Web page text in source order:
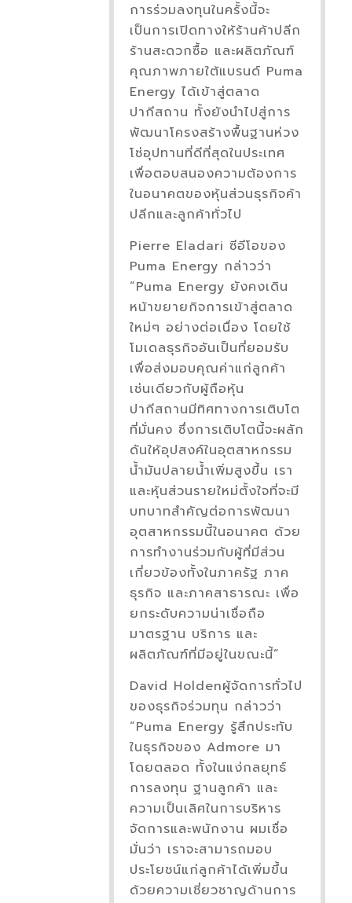
การร่วมลงทุนในครั้งนี้จะ
เป็นการเปิดทางให้ร้านค้าปลีก
ร้านสะดวกซื้อ และผลิตภัณฑ์
คุณภาพภายใต้แบรนด์ Puma
Energy ได้เข้าสู่ตลาด
ปากีสถาน ทั้งยังนำไปสู่การ
พัฒนาโครงสร้างพื้นฐานห่วง
โซ่อุปทานที่ดีที่สุดในประเทศ
เพื่อตอบสนองความต้องการ
ในอนาคตของหุ้นส่วนธุรกิจค้า
ปลีกและลูกค้าทั่วไป
Pierre Eladari ซีอีโอของ
Puma Energy กล่าวว่า
“Puma Energy ยังคงเดิน
หน้าขยายกิจการเข้าสู่ตลาด
ใหม่ๆ อย่างต่อเนื่อง โดยใช้
โมเดลธุรกิจอันเป็นที่ยอมรับ
เพื่อส่งมอบคุณค่าแก่ลูกค้า
เช่นเดียวกับผู้ถือหุ้น
ปากีสถานมีทิศทางการเติบโต
ที่มั่นคง ซึ่งการเติบโตนี้จะผลัก
ดันให้อุปสงค์ในอุตสาหกรรม
น้ำมันปลายน้ำเพิ่มสูงขึ้น เรา
และหุ้นส่วนรายใหม่ตั้งใจที่จะมี
บทบาทสำคัญต่อการพัฒนา
อุตสาหกรรมนี้ในอนาคต ด้วย
การทำงานร่วมกับผู้ที่มีส่วน
เกี่ยวข้องทั้งในภาครัฐ ภาค
ธุรกิจ และภาคสาธารณะ เพื่อ
ยกระดับความน่าเชื่อถือ
มาตรฐาน บริการ และ
ผลิตภัณฑ์ที่มีอยู่ในขณะนี้”
David Holdenผู้จัดการทั่วไป
ของธุรกิจร่วมทุน กล่าวว่า
“Puma Energy รู้สึกประทับ
ในธุรกิจของ Admore มา
โดยตลอด ทั้งในแง่กลยุทธ์
การลงทุน ฐานลูกค้า และ
ความเป็นเลิศในการบริหาร
จัดการและพนักงาน ผมเชื่อ
มั่นว่า เราจะสามารถมอบ
ประโยชน์แก่ลูกค้าได้เพิ่มขึ้น
ด้วยความเชี่ยวชาญด้านการ